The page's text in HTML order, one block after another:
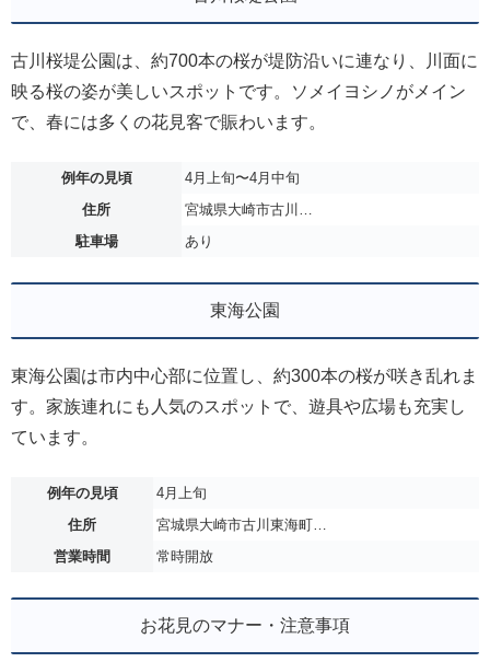
古川桜堤公園は、約700本の桜が堤防沿いに連なり、川面に
映る桜の姿が美しいスポットです。ソメイヨシノがメイン
で、春には多くの花見客で賑わいます。
例年の見頃
4月上旬〜4月中旬
住所
宮城県大崎市古川…
駐車場
あり
東海公園
東海公園は市内中心部に位置し、約300本の桜が咲き乱れま
す。家族連れにも人気のスポットで、遊具や広場も充実し
ています。
例年の見頃
4月上旬
住所
宮城県大崎市古川東海町…
営業時間
常時開放
お花見のマナー・注意事項